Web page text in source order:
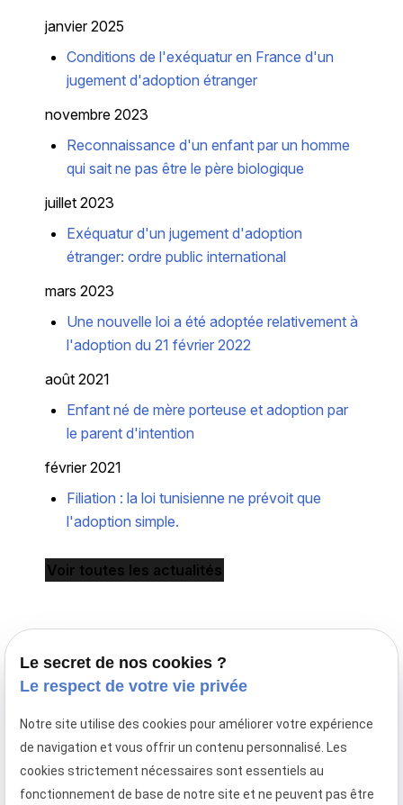
janvier 2025
Conditions de l'exéquatur en France d'un
jugement d'adoption étranger
novembre 2023
Reconnaissance d'un enfant par un homme
qui sait ne pas être le père biologique
juillet 2023
Exéquatur d'un jugement d'adoption
étranger: ordre public international
mars 2023
Une nouvelle loi a été adoptée relativement à
l'adoption du 21 février 2022
août 2021
Enfant né de mère porteuse et adoption par
le parent d'intention
février 2021
Filiation : la loi tunisienne ne prévoit que
l'adoption simple.
Voir toutes les actualités
Avocat en droit de la famille à Paris,
le cabinet Maître Laurence MAYER intervient en
France et en droit familial international.
Le secret de nos cookies ?
Le respect de votre vie privée
Notre site utilise des cookies pour améliorer votre expérience
de navigation et vous offrir un contenu personnalisé. Les
cookies strictement nécessaires sont essentiels au
fonctionnement de base de notre site et ne peuvent pas être